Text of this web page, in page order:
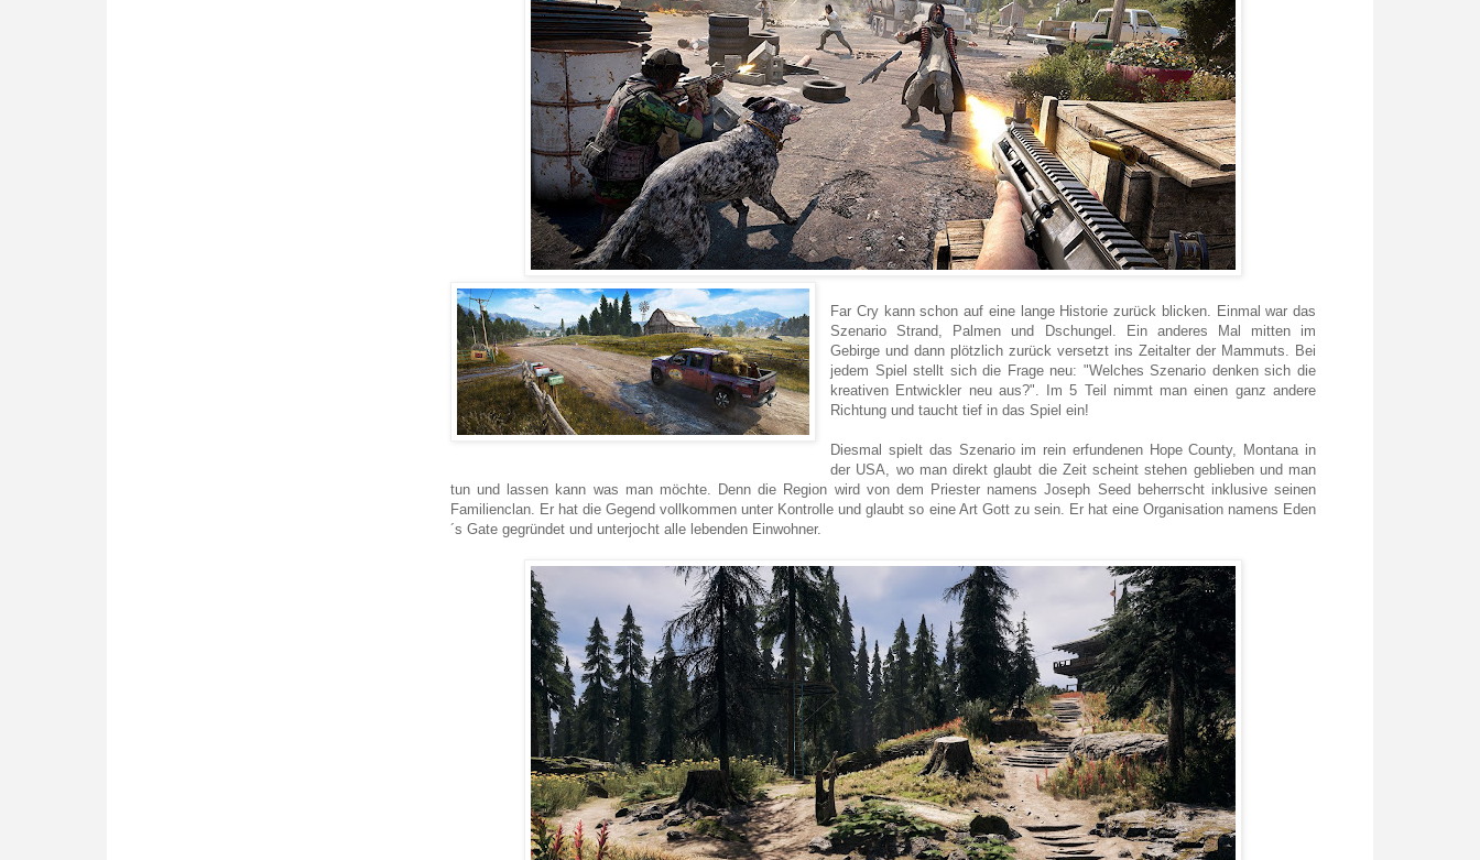
Far Cry kann schon auf eine lange Historie zurück blicken. Einmal war das
Szenario Strand, Palmen und Dschungel. Ein anderes Mal mitten im
Gebirge und dann plötzlich zurück versetzt ins Zeitalter der Mammuts. Bei
jedem Spiel stellt sich die Frage neu: "Welches Szenario denken sich die
kreativen Entwickler neu aus?". Im 5 Teil nimmt man einen ganz andere
Richtung und taucht tief in das Spiel ein!
Diesmal spielt das Szenario im rein erfundenen Hope County, Montana in
der USA, wo man direkt glaubt die Zeit scheint stehen geblieben und man
tun und lassen kann was man möchte. Denn die Region wird von dem Priester namens Joseph Seed beherrscht inklusive seinen
Familienclan. Er hat die Gegend vollkommen unter Kontrolle und glaubt so eine Art Gott zu sein. Er hat eine Organisation namens Eden
´s Gate gegründet und unterjocht alle lebenden Einwohner.